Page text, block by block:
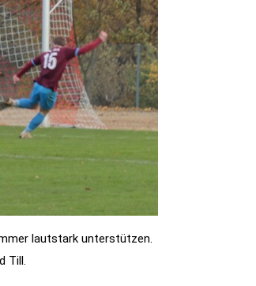
lautstark unterstützen.
Till.